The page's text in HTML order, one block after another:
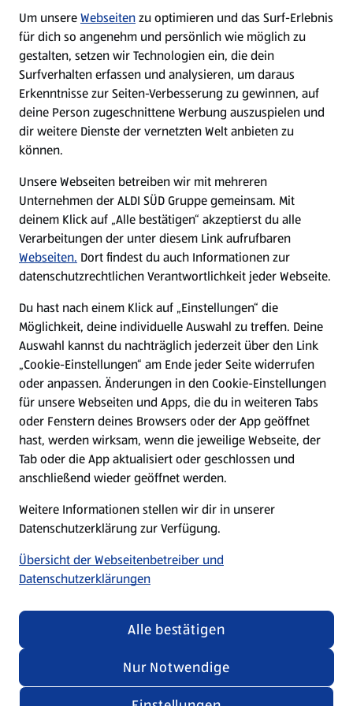
WhatsApp
Über ALDI SÜD
Filialen
Nachhaltigkeit
Karriere
Presse
Hilfe & Kontakt
(öffnet in einem neuen Tab)
Unternehmen
Folge uns hier:
Datenschutz- und Richtlinienmenü
Cookie-Einstellungen
Impressum
Nutzungsbedingungen
Security Policy
Um unsereWebseitenzu optimieren und das Surf-Erlebnis
für dich so angenehm und persönlich wie möglich zu
gestalten, setzen wir Technologien ein, die dein
Surfverhalten erfassen und analysieren, um daraus
Erkenntnisse zur Seiten-Verbesserung zu gewinnen, auf
deine Person zugeschnittene Werbung auszuspielen und
dir weitere Dienste der vernetzten Welt anbieten zu
können.
Unsere Webseiten betreiben wir mit mehreren
Unternehmen der ALDI SÜD Gruppe gemeinsam. Mit
deinem Klick auf „Alle bestätigen“ akzeptierst du alle
Verarbeitungen der unter diesem Link aufrufbaren
Webseiten. Dort findest du auch Informationen zur
datenschutzrechtlichen Verantwortlichkeit jeder Webseite.
Du hast nach einem Klick auf „Einstellungen“ die
Möglichkeit, deine individuelle Auswahl zu treffen. Deine
Auswahl kannst du nachträglich jederzeit über den Link
„Cookie-Einstellungen“ am Ende jeder Seite widerrufen
oder anpassen. Änderungen in den Cookie-Einstellungen
für unsere Webseiten und Apps, die du in weiteren Tabs
oder Fenstern deines Browsers oder der App geöffnet
hast, werden wirksam, wenn die jeweilige Webseite, der
Tab oder die App aktualisiert oder geschlossen und
anschließend wieder geöffnet werden.
Weitere Informationen stellen wir dir in unserer
Datenschutzerklärung zur Verfügung.
Übersicht der Webseitenbetreiber und
Datenschutzerklärungen
Nur Notwendige
Alle bestätigen